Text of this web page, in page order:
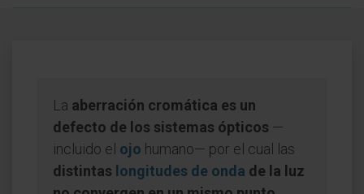
La aberración cromática es un
defecto de los sistemas ópticos —
incluido el ojo humano— por el cual las
distintas longitudes de onda de la luz